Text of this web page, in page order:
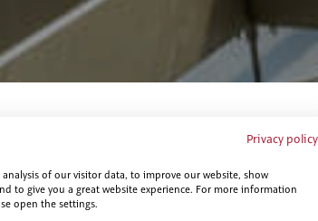
Privacy policy
analysis of our visitor data, to improve our website, show
to give you a great website experience. For more information
open the settings.